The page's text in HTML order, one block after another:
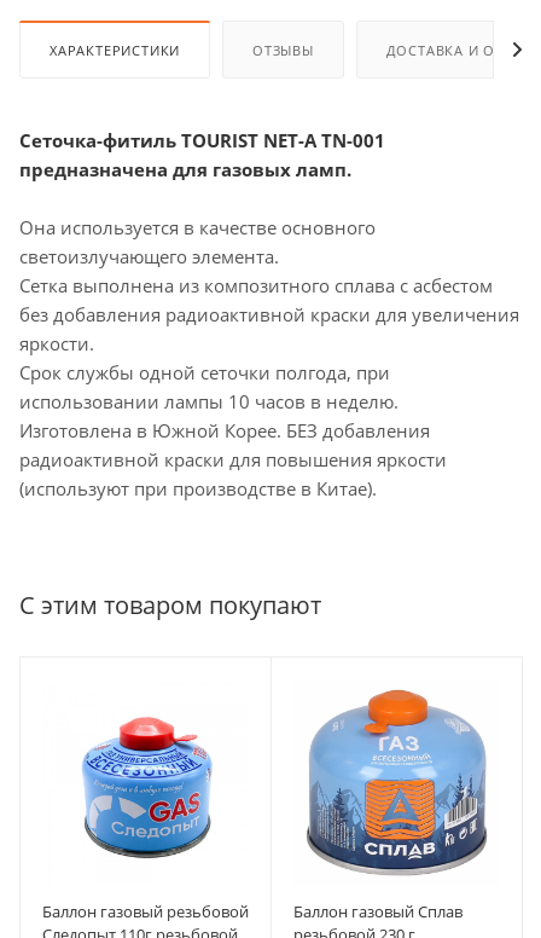
ХАРАКТЕРИСТИКИ ОТЗЫВЫ ДОСТАВКА И
Сеточка-фитиль TOURIST NET-A TN-001
предназначена для газовых ламп.
Она используется в качестве основного
светоизлучающего элемента.
Сетка выполнена из композитного сплава с асбестом
без добавления радиоактивной краски для увеличения
яркости.
Срок службы одной сеточки полгода, при
использовании лампы 10 часов в неделю.
Изготовлена в Южной Корее. БЕЗ добавления
радиоактивной краски для повышения яркости
(используют при производстве в Китае).
С этим товаром покупают
Баллон газовый резьбовой
Баллон газовый Сплав